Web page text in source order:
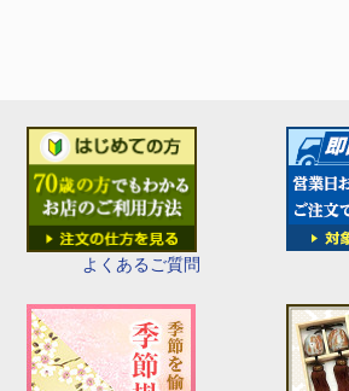
よくあるご質問